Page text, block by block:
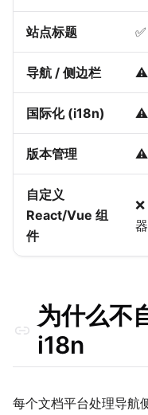
站点标题
导航 / 侧边栏 ⚠️
国际化 (i18n) ⚠️
版本管理 ⚠️
自定义
React/Vue 组
件
器
为什么不
i18n
每个文档平台处理导航